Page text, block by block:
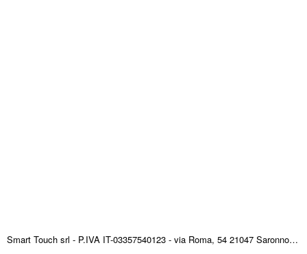
Smart Touch srl - P.IVA IT-03357540123 - via Roma, 54 21047 Saronno (VA) ITALY